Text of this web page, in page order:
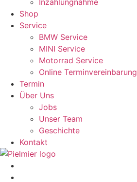
Inzahlungnahme
Shop
Service
BMW Service
MINI Service
Motorrad Service
Online Terminvereinbarung
Termin
Über Uns
Jobs
Unser Team
Geschichte
Kontakt